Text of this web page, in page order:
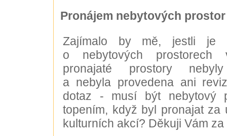
Pronájem nebytových prostor
Zajímalo by mě, jestli je
o nebytových
pronajaté prostory
a nebyla provedena ani
dotaz - musí být nebytový
topením, když byl pronajat za
kulturních akcí? Děkuji Vám